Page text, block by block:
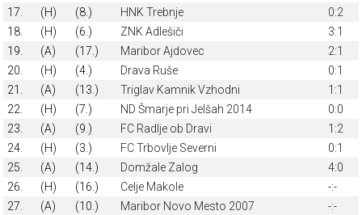
17.
(H) (8.) HNK Trebnje
0:2
18.
(H) (6.) ZNK Adlešiči
3:1
19.
(A) (17.) Maribor Ajdovec
2:1
20.
(H) (4.) Drava Ruše
0:1
21.
(A) (13.) Triglav Kamnik Vzhodni
1:1
22.
(H) (7.) ND Šmarje pri Jelšah 2014
0:0
23.
(A) (9.) FC Radlje ob Dravi
1:2
24.
(H) (3.) FC Trbovlje Severni
0:1
25.
(A) (14.) Domžale Zalog
4:0
26.
(H) (16.) Celje Makole
-:-
27.
(A) (10.) Maribor Novo Mesto 2007
-:-